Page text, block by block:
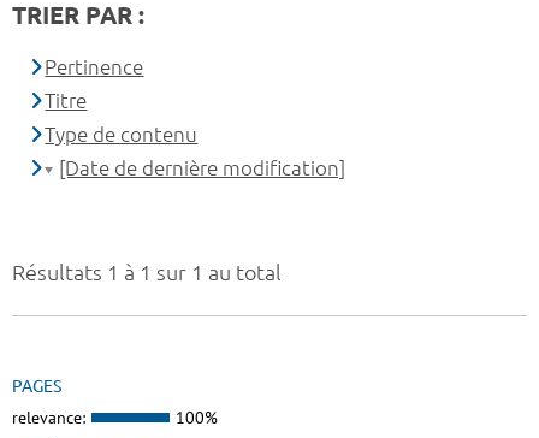
Résultats 1 à 1 sur 1 au total
PAGES
relevance: 100%
TRIER PAR :
Pertinence
Titre
Type de contenu
[Date de dernière modification]